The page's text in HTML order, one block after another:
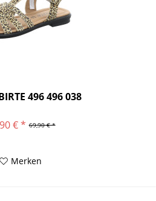
496 496 038
69,90 € *
€ *
Merken